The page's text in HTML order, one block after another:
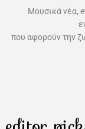
Μουσικά νέα,
που αφορούν την